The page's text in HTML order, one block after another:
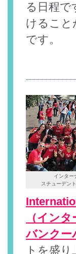
る日程で
けること
です。
インター
スチューデン
（イン
バンクー
トを盛